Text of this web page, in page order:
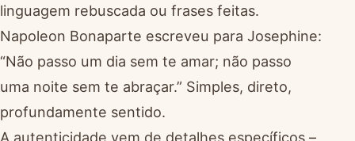
linguagem rebuscada ou frases feitas.
Napoleon Bonaparte escreveu para Josephine:
“Não passo um dia sem te amar; não passo
uma noite sem te abraçar.” Simples, direto,
profundamente sentido.
A autenticidade vem de detalhes específicos –